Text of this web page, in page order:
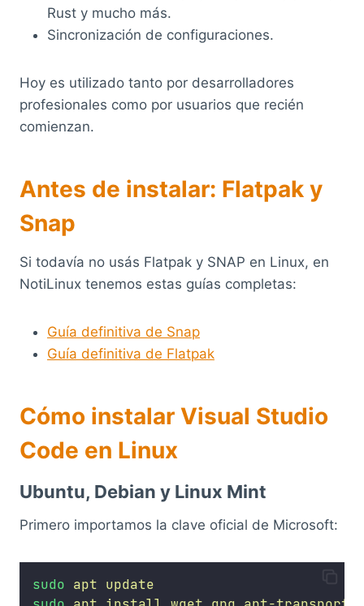
Rust y mucho más.
Sincronización de configuraciones.
Hoy es utilizado tanto por desarrolladores
profesionales como por usuarios que recién
comienzan.
Antes de instalar: Flatpak y
Snap
Si todavía no usás Flatpak y SNAP en Linux, en
NotiLinux tenemos estas guías completas:
Guía definitiva de Snap
Guía definitiva de Flatpak
Cómo instalar Visual Studio
Code en Linux
Ubuntu, Debian y Linux Mint
Primero importamos la clave oficial de Microsoft:
sudo apt update